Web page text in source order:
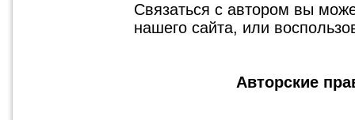
Связаться с автором вы
нашего сайта, или
Авторские